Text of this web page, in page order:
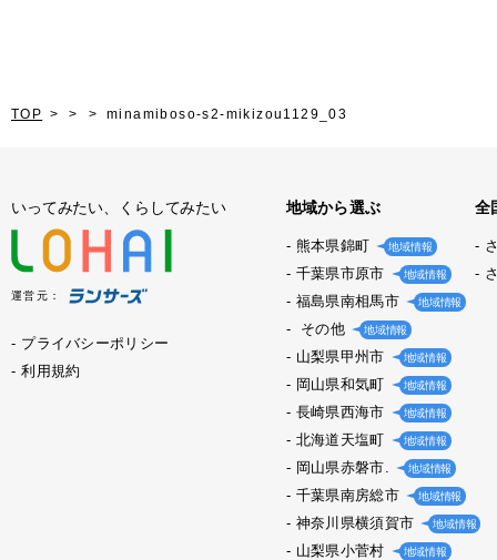
TOP minamiboso-s2-mikizou1129_03
いってみたい、くらしてみたい
運営元：
プライバシーポリシー
利用規約
地域から選ぶ
熊本県錦町 地域情報
千葉県市原市 地域情報
福島県南相馬市 地域情報
その他 地域情報
山梨県甲州市 地域情報
岡山県和気町 地域情報
長崎県西海市 地域情報
北海道天塩町 地域情報
岡山県赤磐市. 地域情報
千葉県南房総市 地域情報
神奈川県横須賀市 地域情報
山梨県小菅村 地域情報
全